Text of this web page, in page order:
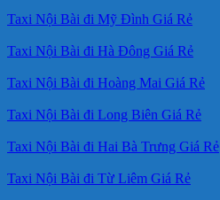
Taxi Nội Bài đi Mỹ Đình Giá Rẻ
Taxi Nội Bài đi Hà Đông Giá Rẻ
Taxi Nội Bài đi Hoàng Mai Giá Rẻ
Taxi Nội Bài đi Long Biên Giá Rẻ
Taxi Nội Bài đi Hai Bà Trưng Giá Rẻ
Taxi Nội Bài đi Từ Liêm Giá Rẻ